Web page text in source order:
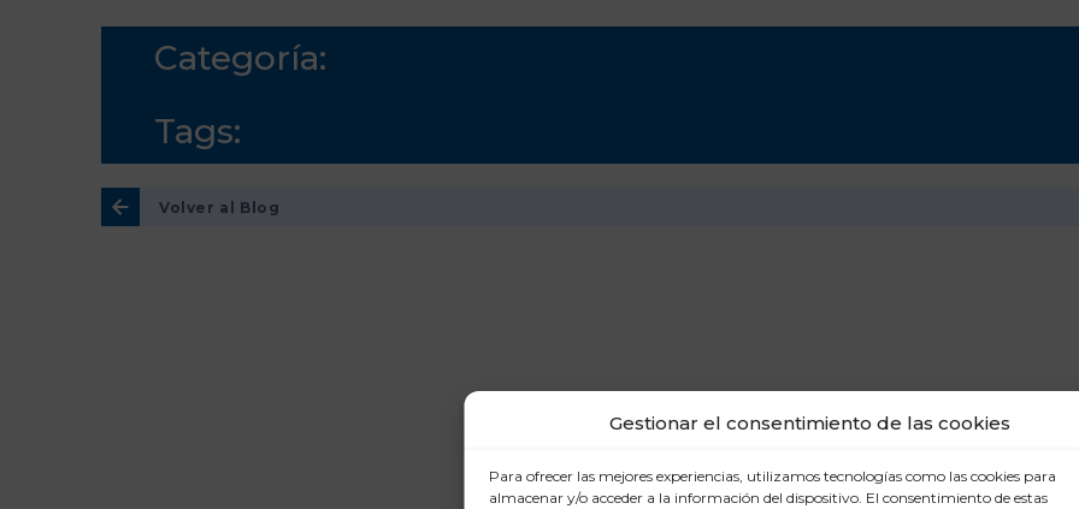
Gestionar el consentimiento de las cookies
Para ofrecer las mejores experiencias, utilizamos tecnologías como las cookies para
almacenar y/o acceder a la información del dispositivo. El consentimiento de estas
Categoría:
Tags:
Volver al Blog